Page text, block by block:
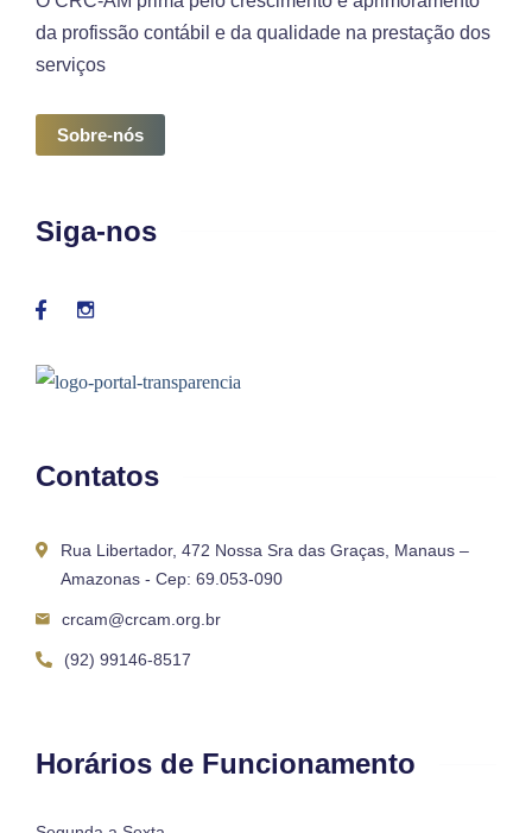
da profissão contábil e da qualidade na prestação dos
serviços
Sobre-nós
Siga-nos
Contatos
Rua Libertador, 472 Nossa Sra das Graças, Manaus –
Amazonas - Cep: 69.053-090
crcam@crcam.org.br
(92) 99146-8517
Horários de Funcionamento